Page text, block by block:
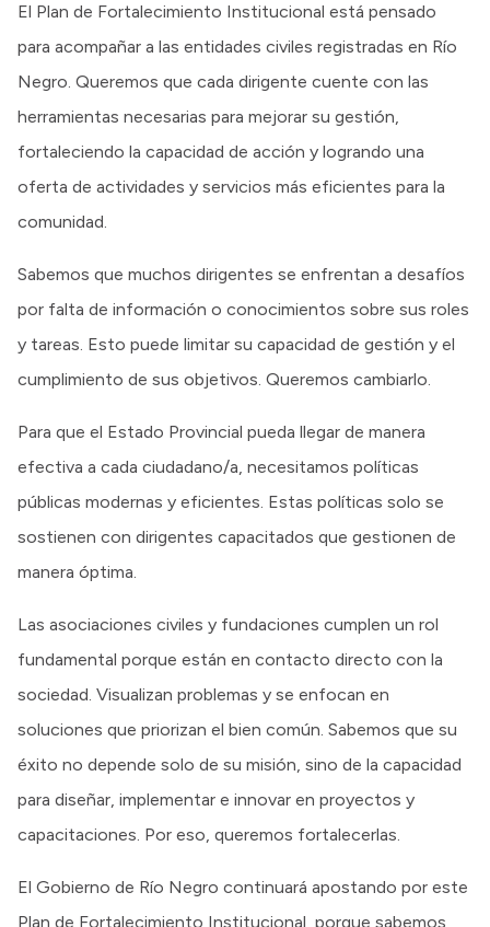
El Plan de Fortalecimiento Institucional está pensado
para acompañar a las entidades civiles registradas en Río
Negro. Queremos que cada dirigente cuente con las
herramientas necesarias para mejorar su gestión,
fortaleciendo la capacidad de acción y logrando una
oferta de actividades y servicios más eficientes para la
comunidad.
Sabemos que muchos dirigentes se enfrentan a desafíos
por falta de información o conocimientos sobre sus roles
y tareas. Esto puede limitar su capacidad de gestión y el
cumplimiento de sus objetivos. Queremos cambiarlo.
Para que el Estado Provincial pueda llegar de manera
efectiva a cada ciudadano/a, necesitamos políticas
públicas modernas y eficientes. Estas políticas solo se
sostienen con dirigentes capacitados que gestionen de
manera óptima.
Las asociaciones civiles y fundaciones cumplen un rol
fundamental porque están en contacto directo con la
sociedad. Visualizan problemas y se enfocan en
soluciones que priorizan el bien común. Sabemos que su
éxito no depende solo de su misión, sino de la capacidad
para diseñar, implementar e innovar en proyectos y
capacitaciones. Por eso, queremos fortalecerlas.
El Gobierno de Río Negro continuará apostando por este
Plan de Fortalecimiento Institucional, porque sabemos